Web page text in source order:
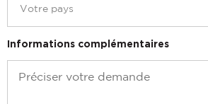
Informations complémentaires